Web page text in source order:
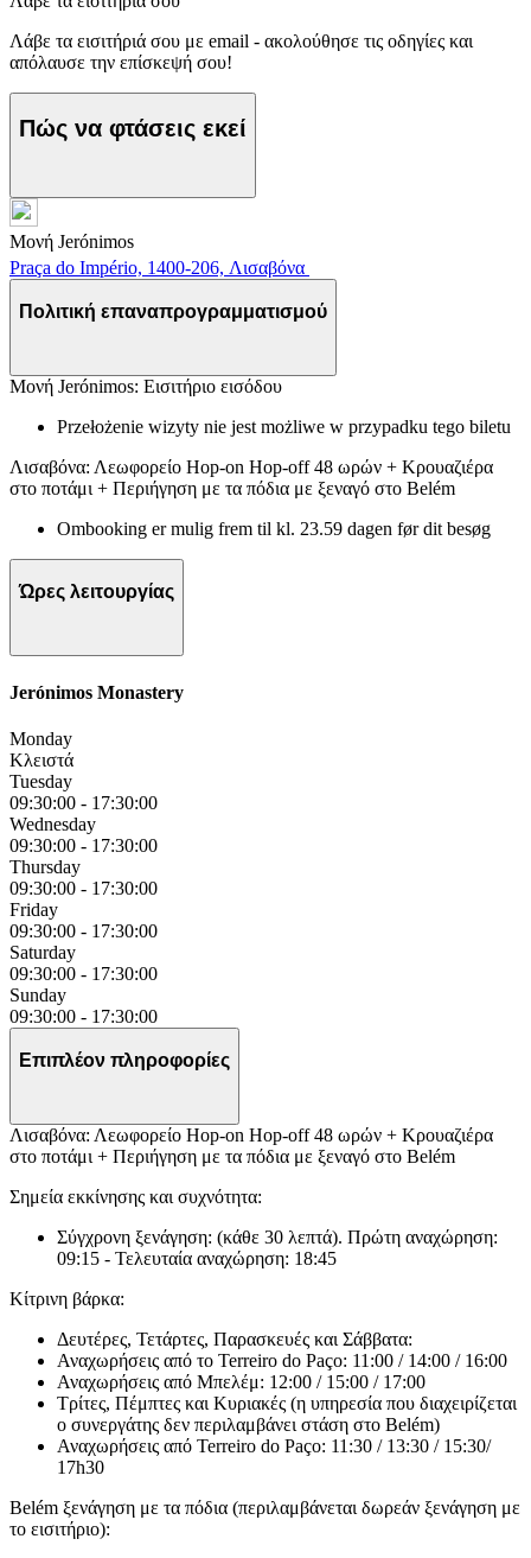
Λάβε τα εισιτήριά σου με email - ακολούθησε τις οδηγίες και
απόλαυσε την επίσκεψή σου!
Πώς να φτάσεις εκεί
Μονή Jerónimos
Praça do Império, 1400-206, Λισαβόνα
Πολιτική επαναπρογραμματισμού
Μονή Jerónimos: Εισιτήριο εισόδου
Przełożenie wizyty nie jest możliwe w przypadku tego biletu
Λισαβόνα: Λεωφορείο Hop-on Hop-off 48 ωρών + Κρουαζιέρα
στο ποτάμι + Περιήγηση με τα πόδια με ξεναγό στο Belém
Ombooking er mulig frem til kl. 23.59 dagen før dit besøg
Ώρες λειτουργίας
Jerónimos Monastery
Monday
Κλειστά
Tuesday
09:30:00 - 17:30:00
Wednesday
09:30:00 - 17:30:00
Thursday
09:30:00 - 17:30:00
Friday
09:30:00 - 17:30:00
Saturday
09:30:00 - 17:30:00
Sunday
09:30:00 - 17:30:00
Επιπλέον πληροφορίες
Λισαβόνα: Λεωφορείο Hop-on Hop-off 48 ωρών + Κρουαζιέρα
στο ποτάμι + Περιήγηση με τα πόδια με ξεναγό στο Belém
Σημεία εκκίνησης και συχνότητα:
Σύγχρονη ξενάγηση: (κάθε 30 λεπτά). Πρώτη αναχώρηση:
09:15 - Τελευταία αναχώρηση: 18:45
Κίτρινη βάρκα:
Δευτέρες, Τετάρτες, Παρασκευές και Σάββατα:
Αναχωρήσεις από το Terreiro do Paço: 11:00 / 14:00 / 16:00
Αναχωρήσεις από Μπελέμ: 12:00 / 15:00 / 17:00
Τρίτες, Πέμπτες και Κυριακές (η υπηρεσία που διαχειρίζεται
ο συνεργάτης δεν περιλαμβάνει στάση στο Belém)
Αναχωρήσεις από Terreiro do Paço: 11:30 / 13:30 / 15:30/
17h30
Belém ξενάγηση με τα πόδια (περιλαμβάνεται δωρεάν ξενάγηση με
το εισιτήριο):